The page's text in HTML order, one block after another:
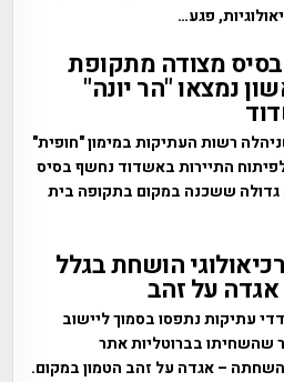
פגע…
מצודה מתקופת
נמצאו "הר יונה"
רשות העתיקות במימון "חופית"
התיירות באשדוד נחשף בסיס
ששכנה במקום בתקופה בית
הושחת בגלל
אגדה על זהב
עתיקות נתפסו בסמוך ליישוב
שהשחיתו בברוטליות אתר
– אגדה על זהב הטמון במקום.